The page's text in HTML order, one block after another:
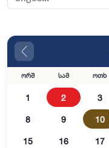
ორშ სამ ოთხ
1 2 3
8 9 10
15 16 17